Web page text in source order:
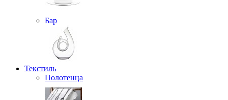
Бар
Текстиль
Полотенца